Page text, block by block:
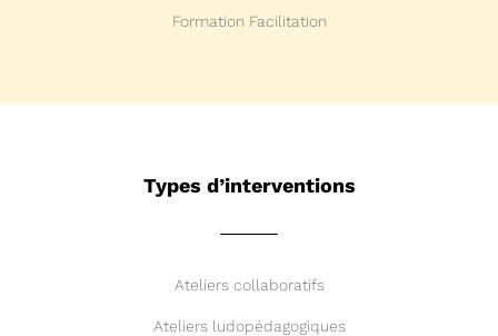
Formation Facilitation
Types d’interventions
Ateliers collaboratifs
Ateliers ludopédagogiques